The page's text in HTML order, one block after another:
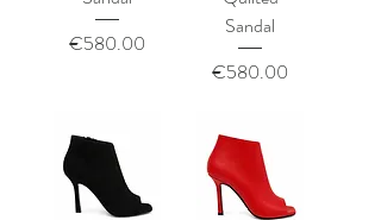
価格
€580.00
Sandal
価格
€580.00